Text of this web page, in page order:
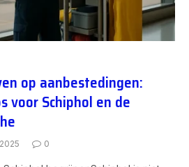
op aanbestedingen:
voor Schiphol en de
0